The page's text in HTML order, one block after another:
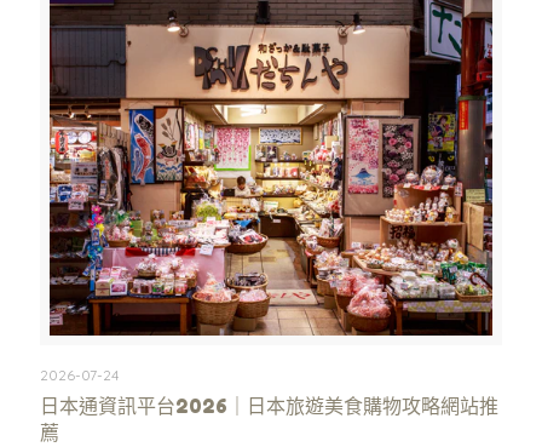
2026-07-24
日本通資訊平台2026｜日本旅遊美食購物攻略網站推
薦